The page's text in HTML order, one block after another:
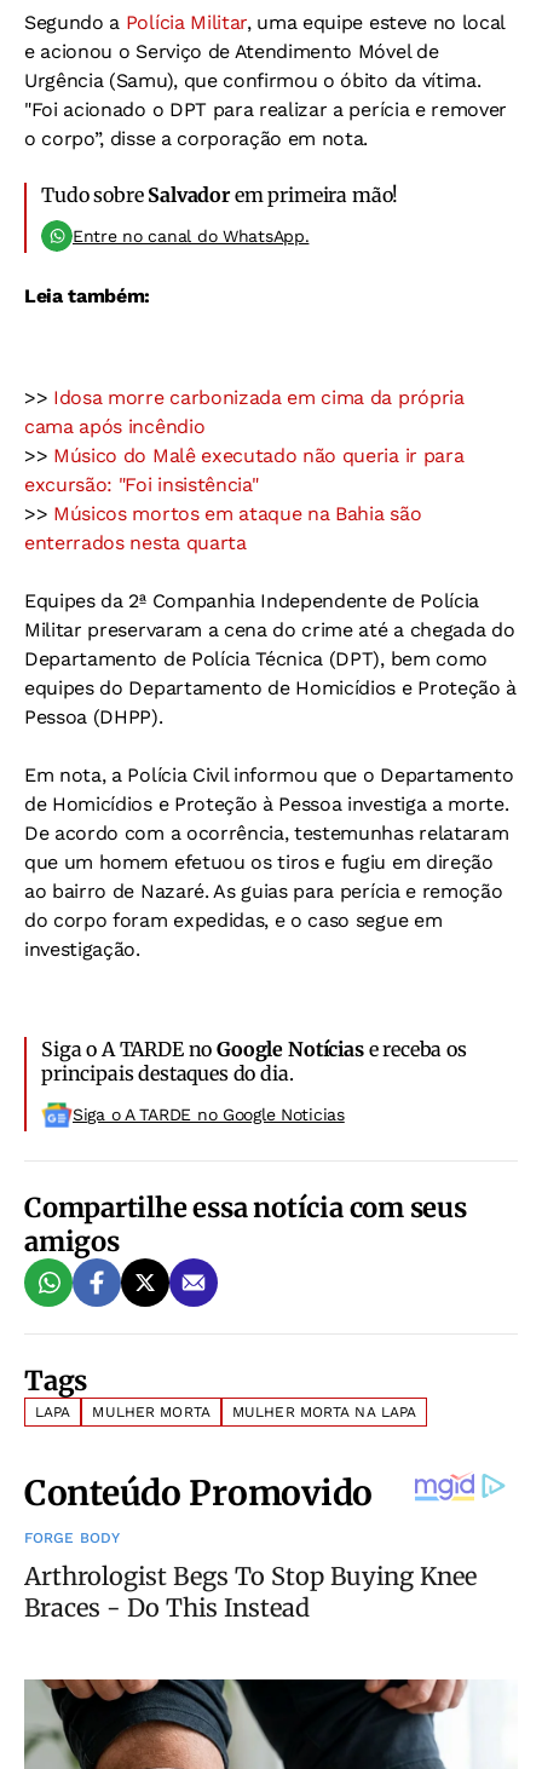
Segundo a Polícia Militar, uma equipe esteve no local
e acionou o Serviço de Atendimento Móvel de
Urgência (Samu), que confirmou o óbito da vítima.
"Foi acionado o DPT para realizar a perícia e remover
o corpo”, disse a corporação em nota.
Tudo sobre Salvadorem primeira mão!
Entre no canal do WhatsApp.
Leia também:
>> Idosa morre carbonizada em cima da própria
cama após incêndio
>> Músico do Malê executado não queria ir para
excursão: "Foi insistência"
>> Músicos mortos em ataque na Bahia são
enterrados nesta quarta
Equipes da 2ª Companhia Independente de Polícia
Militar preservaram a cena do crime até a chegada do
Departamento de Polícia Técnica (DPT), bem como
equipes do Departamento de Homicídios e Proteção à
Pessoa (DHPP).
Em nota, a Polícia Civil informou que o Departamento
de Homicídios e Proteção à Pessoa investiga a morte.
De acordo com a ocorrência, testemunhas relataram
que um homem efetuou os tiros e fugiu em direção
ao bairro de Nazaré. As guias para perícia e remoção
do corpo foram expedidas, e o caso segue em
investigação.
Siga o A TARDE noGoogle Notíciase receba os
principais destaques do dia.
Siga o A TARDE no Google Noticias
Compartilhe essa notícia com seus
amigos
Tags
LAPA MULHER MORTA MULHER MORTA NA LAPA